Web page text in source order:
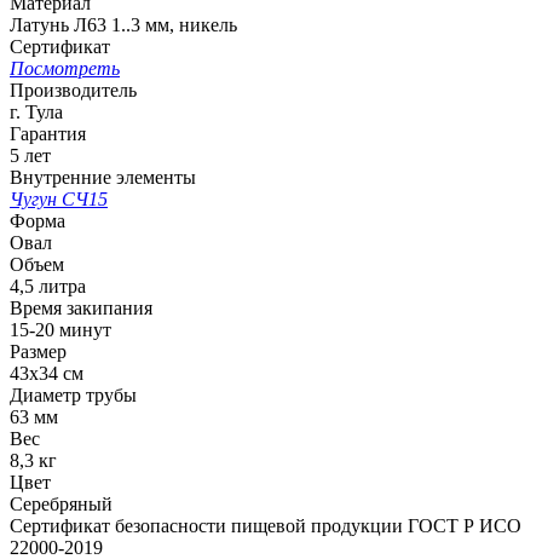
Латунь Л63 1..3 мм, никель
Сертификат
Посмотреть
Производитель
г. Тула
Гарантия
5 лет
Внутренние элементы
Чугун СЧ15
Форма
Овал
Объем
4,5 литра
Время закипания
15-20 минут
Размер
43х34 см
Диаметр трубы
63 мм
Вес
8,3 кг
Цвет
Серебряный
Сертификат безопасности пищевой продукции ГОСТ Р ИСО
22000-2019